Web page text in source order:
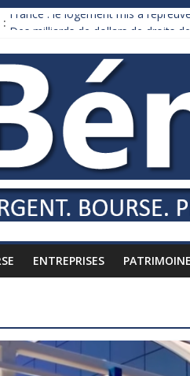
: France : le logement mis à
Royaume-Uni : Andy Burnham
Xavier Niel, le milliardaire qui ne
Ruée des fortunes russes vers
ENTREPRISES PATRIMOINE